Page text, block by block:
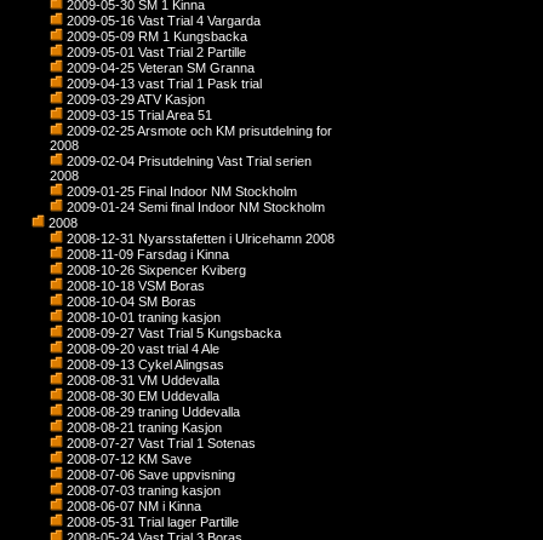
2009-05-30 SM 1 Kinna
2009-05-16 Vast Trial 4 Vargarda
2009-05-09 RM 1 Kungsbacka
2009-05-01 Vast Trial 2 Partille
2009-04-25 Veteran SM Granna
2009-04-13 vast Trial 1 Pask trial
2009-03-29 ATV Kasjon
2009-03-15 Trial Area 51
2009-02-25 Arsmote och KM prisutdelning for
2008
2009-02-04 Prisutdelning Vast Trial serien
2008
2009-01-25 Final Indoor NM Stockholm
2009-01-24 Semi final Indoor NM Stockholm
2008
2008-12-31 Nyarsstafetten i Ulricehamn 2008
2008-11-09 Farsdag i Kinna
2008-10-26 Sixpencer Kviberg
2008-10-18 VSM Boras
2008-10-04 SM Boras
2008-10-01 traning kasjon
2008-09-27 Vast Trial 5 Kungsbacka
2008-09-20 vast trial 4 Ale
2008-09-13 Cykel Alingsas
2008-08-31 VM Uddevalla
2008-08-30 EM Uddevalla
2008-08-29 traning Uddevalla
2008-08-21 traning Kasjon
2008-07-27 Vast Trial 1 Sotenas
2008-07-12 KM Save
2008-07-06 Save uppvisning
2008-07-03 traning kasjon
2008-06-07 NM i Kinna
2008-05-31 Trial lager Partille